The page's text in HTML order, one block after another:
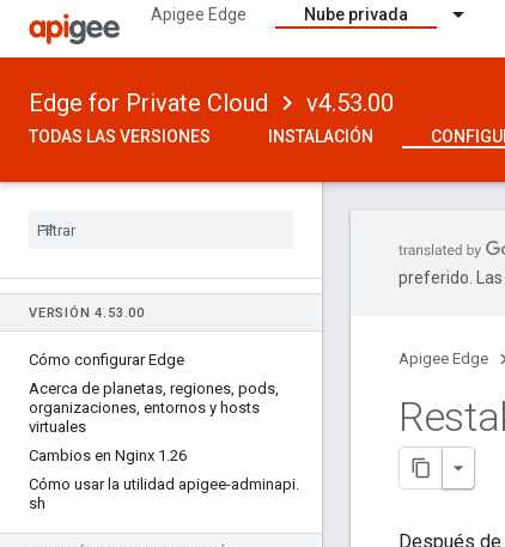
Apigee Edge Nube privada
Edge for Private Cloud v4.53.00
TODAS LAS VERSIONES INSTALACIÓN
VERSIÓN 4. 53 .00
Cómo configurar Edge
Acerca de planetas, regiones, pods,
organizaciones, entornos y hosts
virtuales
Cambios en Nginx 1 .26
Cómo usar la utilidad apigee-adminapi.
sh
preferido.
Apigee Edge
Después